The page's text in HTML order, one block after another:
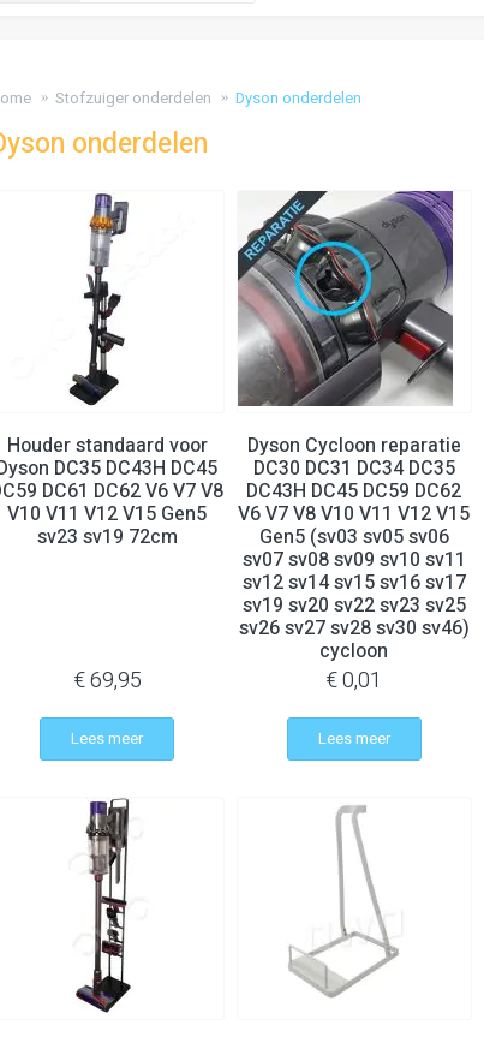
Stofzuiger onderdelen Dyson onderdelen
onderdelen
Houder standaard voor
DC35 DC43H DC45
DC61 DC62 V6 V7 V8
V10 V11 V12 V15 Gen5
sv23 sv19 72cm
€ 69,95
Lees meer
Dyson Cycloon reparatie
DC30 DC31 DC34 DC35
DC43H DC45 DC59 DC62
V6 V7 V8 V10 V11 V12 V15
Gen5 (sv03 sv05 sv06
sv07 sv08 sv09 sv10 sv11
sv12 sv14 sv15 sv16 sv17
sv19 sv20 sv22 sv23 sv25
sv26 sv27 sv28 sv30 sv46)
cycloon
€ 0,01
Lees meer